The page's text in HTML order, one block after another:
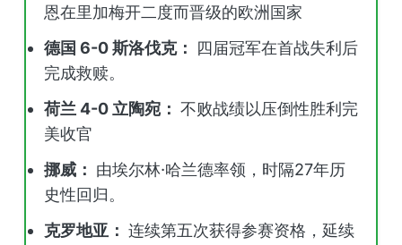
恩在里加梅开二度而晋级的欧洲国家
德国 6-0 斯洛伐克： 四届冠军在首战失利后
完成救赎。
荷兰 4-0 立陶宛： 不败战绩以压倒性胜利完
美收官
挪威： 由埃尔林·哈兰德率领，时隔27年历
史性回归。
克罗地亚： 连续第五次获得参赛资格，延续